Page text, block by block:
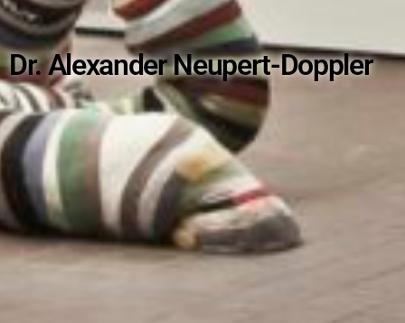
Dr. Alexander Neupert-Doppler